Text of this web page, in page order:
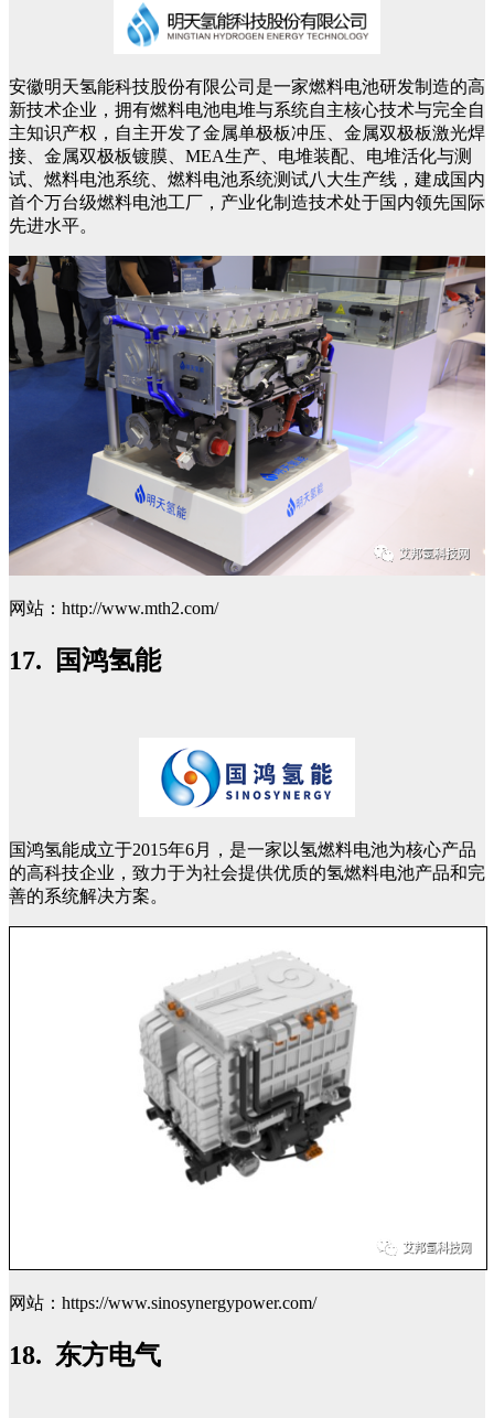
安徽明天氢能科技股份有限公司是一家燃料电池研发制造的高
新技术企业，拥有燃料电池电堆与系统自主核心技术与完全自
主知识产权，自主开发了金属单极板冲压、金属双极板激光焊
接、金属双极板镀膜、MEA生产、电堆装配、电堆活化与测
试、燃料电池系统、燃料电池系统测试八大生产线，建成国内
首个万台级燃料电池工厂，产业化制造技术处于国内领先国际
先进水平。
网站：http://www.mth2.com/
17. 国鸿氢能
国鸿氢能成立于2015年6月，是一家以氢燃料电池为核心产品
的高科技企业，致力于为社会提供优质的氢燃料电池产品和完
善的系统解决方案。
网站：https://www.sinosynergypower.com/
18. 东方电气